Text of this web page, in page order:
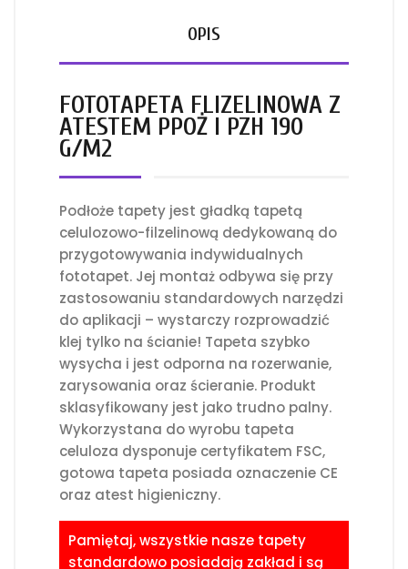
OPIS
FOTOTAPETA FLIZELINOWA Z
ATESTEM PPOŻ I PZH 190
G/M2
Podłoże tapety jest gładką tapetą
celulozowo-filzelinową dedykowaną do
przygotowywania indywidualnych
fototapet. Jej montaż odbywa się przy
zastosowaniu standardowych narzędzi
do aplikacji – wystarczy rozprowadzić
klej tylko na ścianie! Tapeta szybko
wysycha i jest odporna na rozerwanie,
zarysowania oraz ścieranie. Produkt
sklasyfikowany jest jako trudno palny.
Wykorzystana do wyrobu tapeta
celuloza dysponuje certyfikatem FSC,
gotowa tapeta posiada oznaczenie CE
oraz atest higieniczny.
Pamiętaj, wszystkie nasze tapety
standardowo posiadają zakład i są